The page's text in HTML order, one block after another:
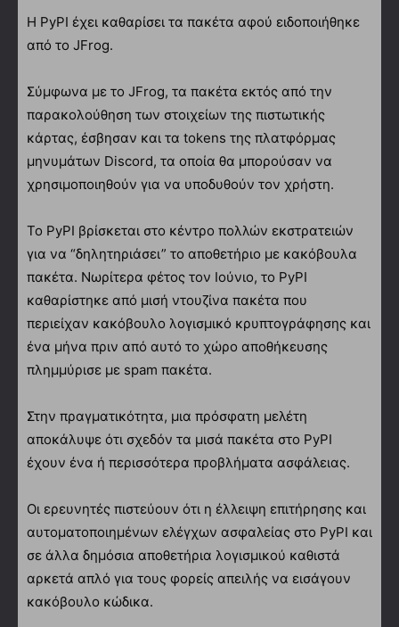
Η PyPI έχει καθαρίσει τα πακέτα αφού ειδοποιήθηκε
από το JFrog.
Σύμφωνα με το JFrog, τα πακέτα εκτός από την
παρακολούθηση των στοιχείων της πιστωτικής
κάρτας, έσβησαν και τα tokens της πλατφόρμας
μηνυμάτων Discord, τα οποία θα μπορούσαν να
χρησιμοποιηθούν για να υποδυθούν τον χρήστη.
Το PyPI βρίσκεται στο κέντρο πολλών εκστρατειών
για να “δηλητηριάσει” το αποθετήριο με κακόβουλα
πακέτα. Νωρίτερα φέτος τον Ιούνιο, το PyPI
καθαρίστηκε από μισή ντουζίνα πακέτα που
περιείχαν κακόβουλο λογισμικό κρυπτογράφησης και
ένα μήνα πριν από αυτό το χώρο αποθήκευσης
πλημμύρισε με spam πακέτα.
Στην πραγματικότητα, μια πρόσφατη μελέτη
αποκάλυψε ότι σχεδόν τα μισά πακέτα στο PyPI
έχουν ένα ή περισσότερα προβλήματα ασφάλειας.
Οι ερευνητές πιστεύουν ότι η έλλειψη επιτήρησης και
αυτοματοποιημένων ελέγχων ασφαλείας στο PyPI και
σε άλλα δημόσια αποθετήρια λογισμικού καθιστά
αρκετά απλό για τους φορείς απειλής να εισάγουν
κακόβουλο κώδικα.